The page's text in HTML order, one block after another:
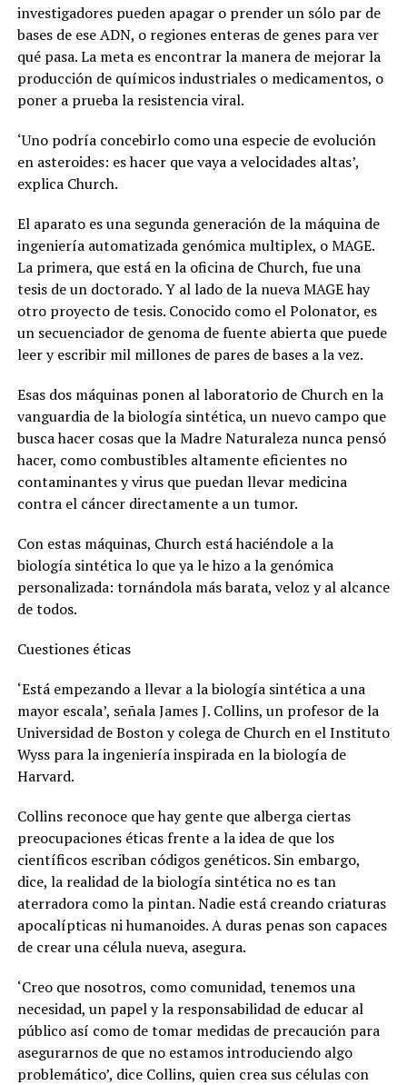
investigadores pueden apagar o prender un sólo par de
bases de ese ADN, o regiones enteras de genes para ver
qué pasa. La meta es encontrar la manera de mejorar la
producción de químicos industriales o medicamentos, o
poner a prueba la resistencia viral.
‘Uno podría concebirlo como una especie de evolución
en asteroides: es hacer que vaya a velocidades altas’,
explica Church.
El aparato es una segunda generación de la máquina de
ingeniería automatizada genómica multiplex, o MAGE.
La primera, que está en la oficina de Church, fue una
tesis de un doctorado. Y al lado de la nueva MAGE hay
otro proyecto de tesis. Conocido como el Polonator, es
un secuenciador de genoma de fuente abierta que puede
leer y escribir mil millones de pares de bases a la vez.
Esas dos máquinas ponen al laboratorio de Church en la
vanguardia de la biología sintética, un nuevo campo que
busca hacer cosas que la Madre Naturaleza nunca pensó
hacer, como combustibles altamente eficientes no
contaminantes y virus que puedan llevar medicina
contra el cáncer directamente a un tumor.
Con estas máquinas, Church está haciéndole a la
biología sintética lo que ya le hizo a la genómica
personalizada: tornándola más barata, veloz y al alcance
de todos.
Cuestiones éticas
‘Está empezando a llevar a la biología sintética a una
mayor escala’, señala James J. Collins, un profesor de la
Universidad de Boston y colega de Church en el Instituto
Wyss para la ingeniería inspirada en la biología de
Harvard.
Collins reconoce que hay gente que alberga ciertas
preocupaciones éticas frente a la idea de que los
científicos escriban códigos genéticos. Sin embargo,
dice, la realidad de la biología sintética no es tan
aterradora como la pintan. Nadie está creando criaturas
apocalípticas ni humanoides. A duras penas son capaces
de crear una célula nueva, asegura.
‘Creo que nosotros, como comunidad, tenemos una
necesidad, un papel y la responsabilidad de educar al
público así como de tomar medidas de precaución para
asegurarnos de que no estamos introduciendo algo
problemático’, dice Collins, quien crea sus células con